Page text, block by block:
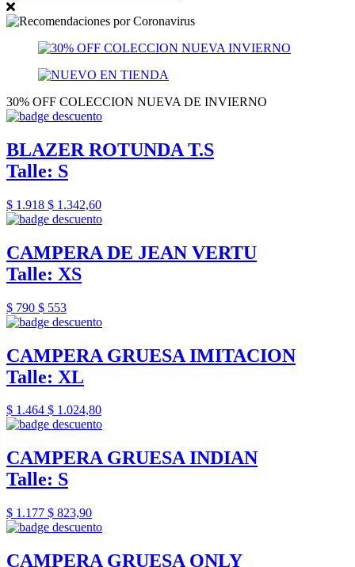
30% OFF COLECCION NUEVA DE INVIERNO
BLAZER ROTUNDA T.S
Talle: S
$ 1.918 $ 1.342,60
CAMPERA DE JEAN VERTU
Talle: XS
$ 790 $ 553
CAMPERA GRUESA IMITACION
Talle: XL
$ 1.464 $ 1.024,80
CAMPERA GRUESA INDIAN
Talle: S
$ 1.177 $ 823,90
CAMPERA GRUESA ONLY